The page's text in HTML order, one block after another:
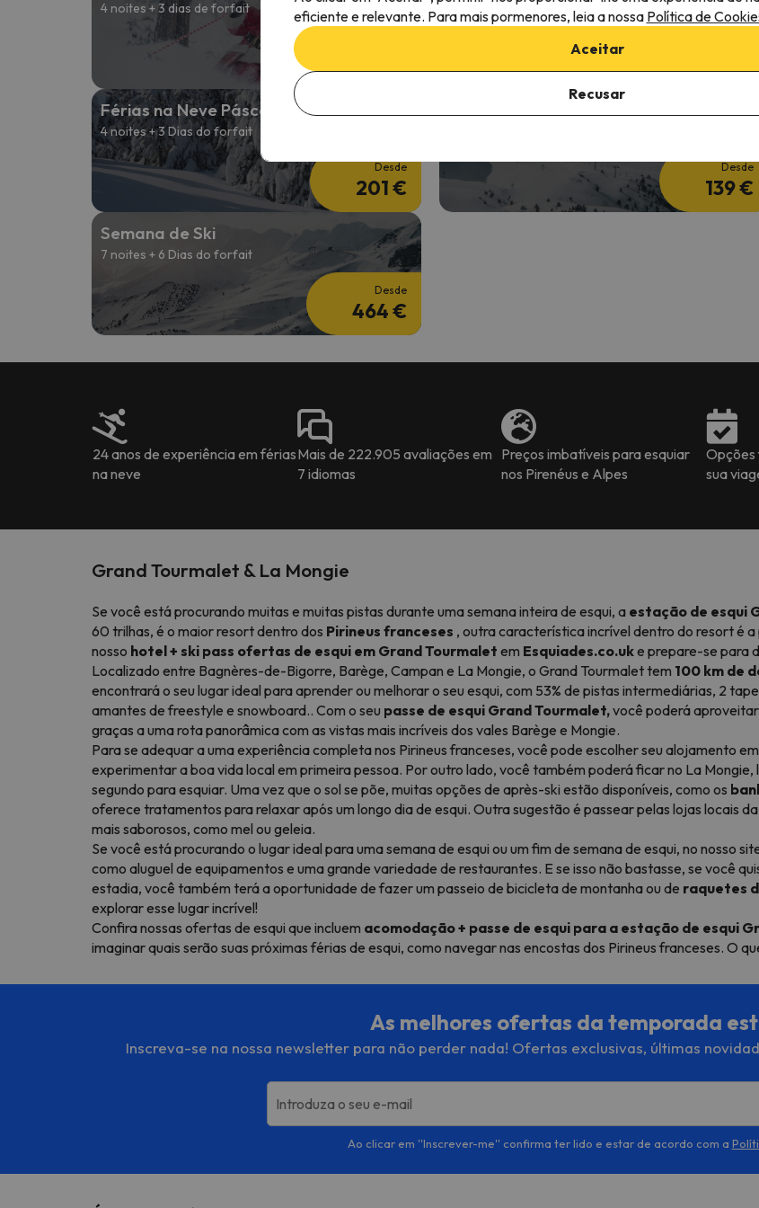
4 noites + 3 dias de forfait
227 €
2 noites + 2 Dias de forfait
169 €
Férias na Neve Páscoa
4 noites + 3 Dias do forfait
Desde
201 €
Fim de semana de Ski
Desde
139 €
Semana de Ski
7 noites + 6 Dias do forfait
Desde
464 €
24 anos de experiência em férias
na neve
Mais de 222.905 avaliações em
7 idiomas
Preços imbatíveis para esquiar
nos Pirenéus e Alpes
Opções
sua
Grand Tourmalet & La Mongie
Se você está procurando muitas e muitas pistas durante uma semana inteira de esqui, a estação de esqui
60 trilhas, é o maior resort dentro dos Pirineus franceses , outra característica incrível dentro do resort é
nosso hotel + ski pass ofertas de esqui em Grand Tourmalet em Esquiades.co.uke prepare-se para
Localizado entre Bagnères-de-Bigorre, Barège, Campan e La Mongie, o Grand Tourmalet tem 100 km de
encontrará o seu lugar ideal para aprender ou melhorar o seu esqui, com 53% de pistas intermediárias, 2
amantes de freestyle e snowboard.. Com o seu passe de esqui Grand Tourmalet,você poderá
graças a uma rota panorâmica com as vistas mais incríveis dos vales Barège e Mongie.
Para se adequar a uma experiência completa nos Pirineus franceses, você pode escolher seu alojamento
experimentar a boa vida local em primeira pessoa. Por outro lado, você também poderá ficar no La
segundo para esquiar. Uma vez que o sol se põe, muitas opções de après-ski estão disponíveis, como os
oferece tratamentos para relaxar após um longo dia de esqui. Outra sugestão é passear pelas lojas locais
mais saborosos, como mel ou geleia.
Se você está procurando o lugar ideal para uma semana de esqui ou um fim de semana de esqui, no nosso
como aluguel de equipamentos e uma grande variedade de restaurantes. E se isso não bastasse, se você
estadia, você também terá a oportunidade de fazer um passeio de bicicleta de montanha ou de raquetes
explorar esse lugar incrível!
Confira nossas ofertas de esqui que incluem acomodação + passe de esqui para a estação de esqui
imaginar quais serão suas próximas férias de esqui, como navegar nas encostas dos Pirineus franceses. O
As melhores ofertas da temporada
Inscreva-se na nossa newsletter para não perder nada! Ofertas exclusivas, últimas
Introduza o seu e-mail
Ao clicar em ''Inscrever-me'' confirma ter lido e estar de acordo com a
eficiente e relevante. Para mais pormenores, leia a nossa Política de
Aceitar
Recusar